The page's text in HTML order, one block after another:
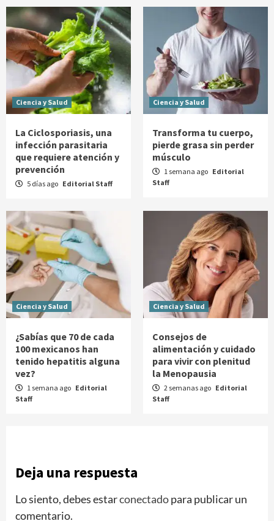
Ciencia y Salud
La Ciclosporiasis, una
infección parasitaria
que requiere atención y
prevención
5 días ago Editorial Staff
Ciencia y Salud
Transforma tu cuerpo,
pierde grasa sin perder
músculo
1 semana ago Editorial
Staff
Ciencia y Salud
¿Sabías que 70 de cada
100 mexicanos han
tenido hepatitis alguna
vez?
1 semana ago Editorial
Staff
Ciencia y Salud
Consejos de
alimentación y cuidado
para vivir con plenitud
la Menopausia
2 semanas ago Editorial
Staff
Deja una respuesta
Lo siento, debes estarconectadopara publicar un
comentario.